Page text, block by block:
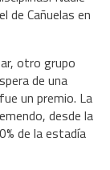
de Cañuelas en
otro grupo
de una
un premio. La
desde la
de la estadía